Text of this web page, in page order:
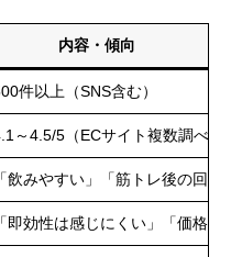
内容・傾向
件以上（SNS含む）
～4.5/5（ECサイト複数調べ）
「飲みやすい」「筋トレ後の回
「即効性は感じにくい」「価格